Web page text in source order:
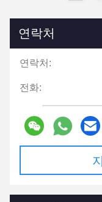
연락처
연락처:
전화: